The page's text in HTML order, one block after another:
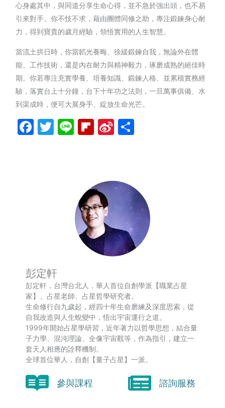
心身處其中，與同道分享生命心得，並不急於強出頭，也不易
引來對手。你不忮不求，藉由團體同修之助，專注鍛鍊身心耐
力，得到寶貴的歲月經驗，領悟實用的人生智慧。
當流土拱日時，你當韜光養晦、徐緩鍛鍊自我，無論外在體
能、工作技術，還是內在耐力與精神毅力，琢磨成熟的絕佳時
期。你若專注充實學養、培養知識、鍛鍊人格、並累積實務經
驗，落實台上十分鐘，台下十年功之法則，一旦萬事俱備、水
到渠成時，便可大展身手、綻放生命光芒。
Facebook
Twitter
LineFlipboard
Sina
彭定軒
彭定軒，台灣台北人，華人首位自創學派【職業占星
家】、占星老師、占星哲學研究者。
生命修行自九歲起，經四十年生命磨練及深度思索，從
自我改造與人生蛻變中，悟出宇宙運行之道。
1999年開始占星學研習，近年著力以哲學思想，結合量
子力學、混沌理論、全像宇宙觀等，作為指引，建立一
套天人相應的詮釋機制。
全球首位華人，自創【量子占星】一派。
參與課程 諮詢服務